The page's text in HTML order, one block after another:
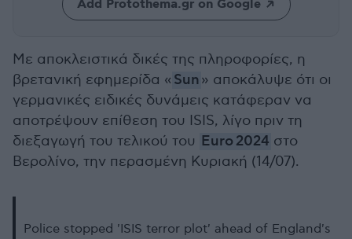
Add Protothema.gr on Google
Με αποκλειστικά δικές της πληροφορίες, η
βρετανική εφημερίδα « Sun» αποκάλυψε ότι οι
γερμανικές ειδικές δυνάμεις κατάφεραν να
αποτρέψουν επίθεση του ISIS, λίγο πριν τη
διεξαγωγή του τελικού του Euro 2024 στο
Βερολίνο, την περασμένη Κυριακή (14/07).
Police stopped 'ISIS terror plot' ahead of England's